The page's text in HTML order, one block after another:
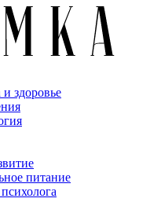
и здоровье
питание